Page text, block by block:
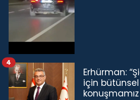
Erhürman:
için bütünsel
4